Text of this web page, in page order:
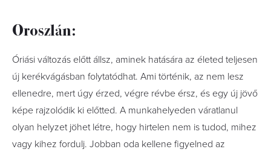
Oroszlán:
Óriási változás előtt állsz, aminek hatására az életed teljesen
új kerékvágásban folytatódhat. Ami történik, az nem lesz
ellenedre, mert úgy érzed, végre révbe érsz, és egy új jövő
képe rajzolódik ki előtted. A munkahelyeden váratlanul
olyan helyzet jöhet létre, hogy hirtelen nem is tudod, mihez
vagy kihez fordulj. Jobban oda kellene figyelned az